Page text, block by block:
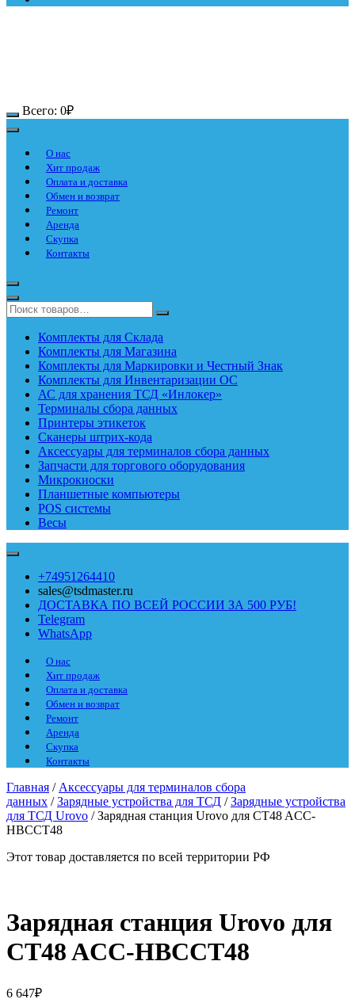
Всего: 0₽
О нас
Хит продаж
Оплата и доставка
Обмен и возврат
Ремонт
Аренда
Скупка
Контакты
Комплекты для Склада
Комплекты для Магазина
Комплекты для Маркировки и Честный Знак
Комплекты для Инвентаризации ОС
АС для хранения ТСД «Инлокер»
Терминалы сбора данных
Принтеры этикеток
Сканеры штрих-кода
Аксессуары для терминалов сбора данных
Запчасти для торгового оборудования
Микрокиоски
Планшетные компьютеры
POS системы
Весы
+74951264410
sales@tsdmaster.ru
ДОСТАВКА ПО ВСЕЙ РОССИИ ЗА 500 РУБ!
Telegram
WhatsApp
О нас
Хит продаж
Оплата и доставка
Обмен и возврат
Ремонт
Аренда
Скупка
Контакты
Главная / Аксессуары для терминалов сбора
данных /Зарядные устройства для ТСД /Зарядные устройства
для ТСД Urovo / Зарядная станция Urovo для CT48 ACC-
HBCCT48
Этот товар доставляется по всей территории РФ
Зарядная станция Urovo для
CT48 ACC-HBCCT48
6 647₽